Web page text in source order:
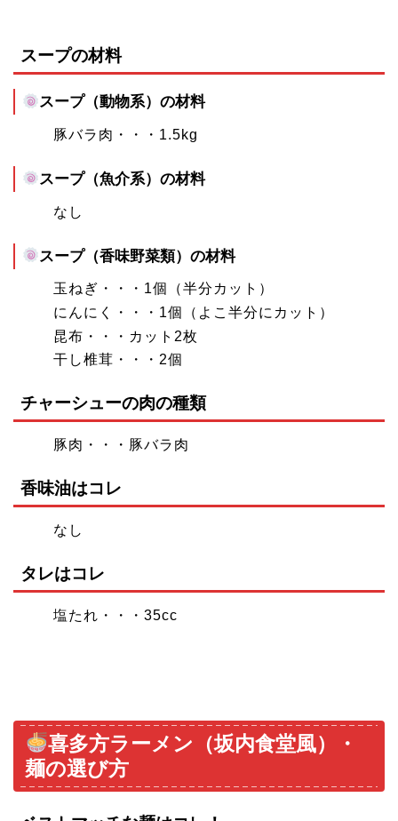
スープの材料
スープ（動物系）の材料
豚バラ肉・・・1.5kg
スープ（魚介系）の材料
なし
スープ（香味野菜類）の材料
玉ねぎ・・・1個（半分カット）
にんにく・・・1個（よこ半分にカット）
昆布・・・カット2枚
干し椎茸・・・2個
チャーシューの肉の種類
豚肉・・・豚バラ肉
香味油はコレ
なし
タレはコレ
塩たれ・・・35cc
喜多方ラーメン（坂内食堂風）・
麺の選び方